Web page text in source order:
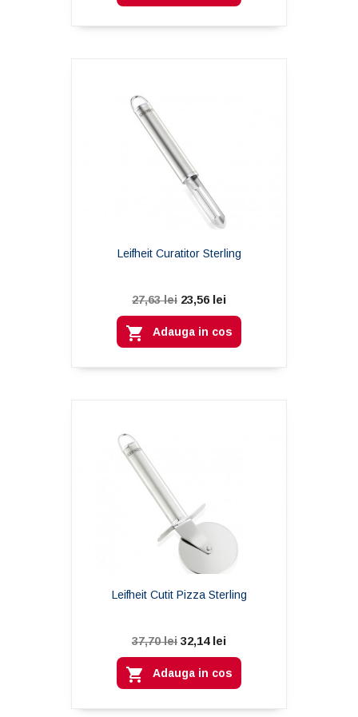
Leifheit Curatitor Sterling
27,63 lei 23,56 lei
 Adauga in cos
Leifheit Cutit Pizza Sterling
37,70 lei 32,14 lei
 Adauga in cos